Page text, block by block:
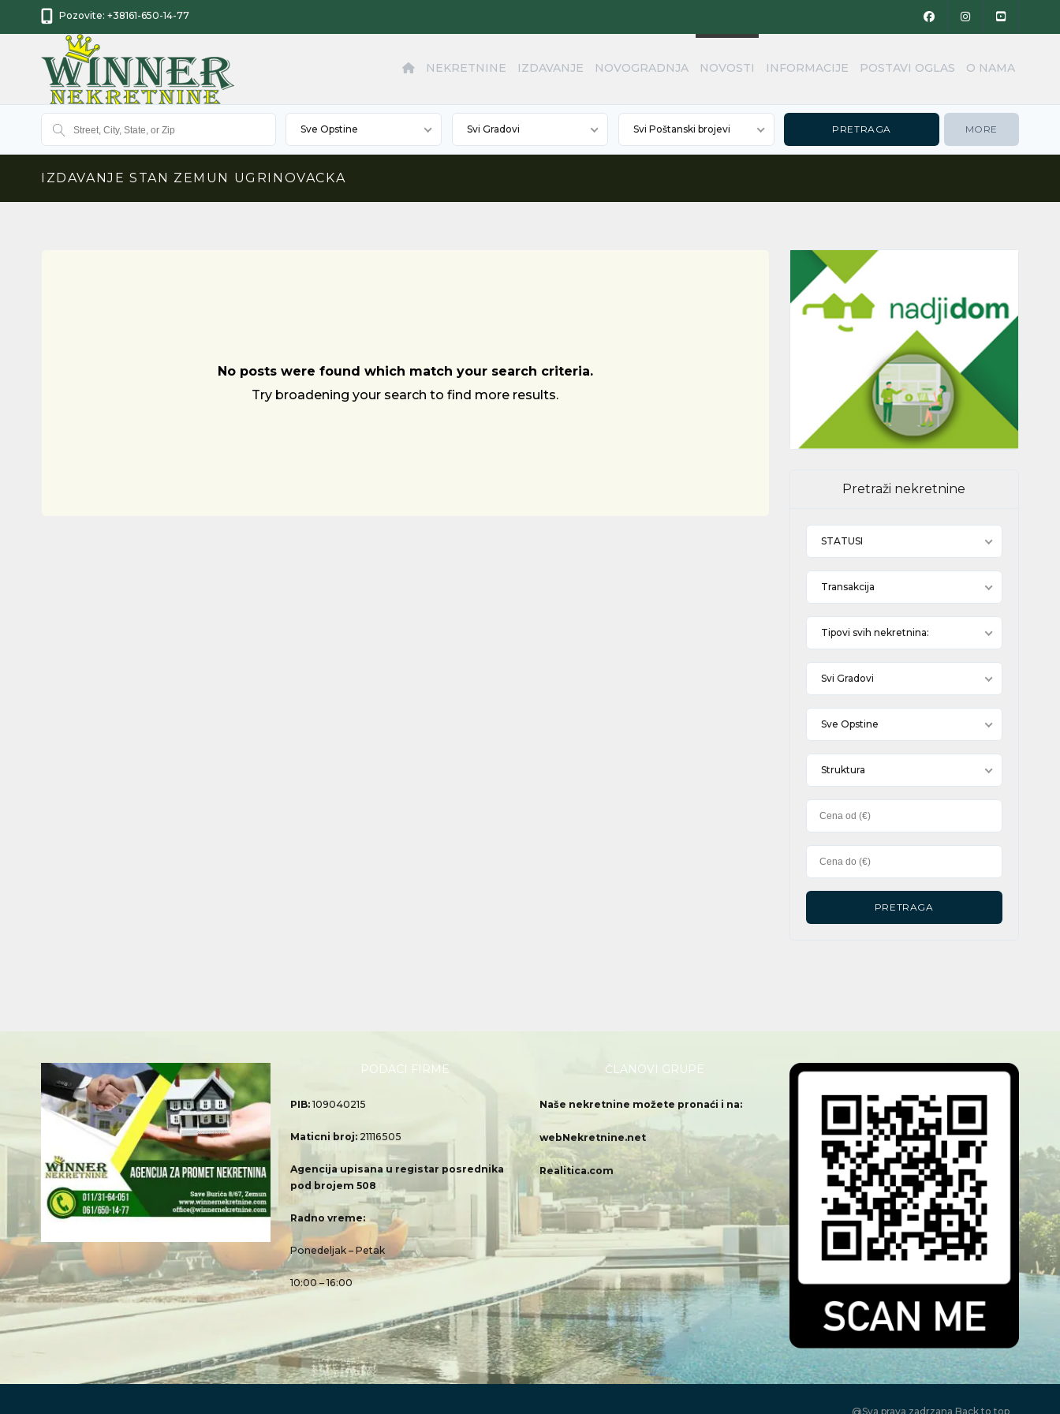
Pozovite: +38161-650-14-77
NEKRETNINE IZDAVANJE NOVOGRADNJA NOVOSTI INFORMACIJE POSTAVI OGLAS O NAMA
Sve Opstine Svi Gradovi Svi Poštanski brojevi MORE
IZDAVANJE STAN ZEMUN UGRINOVACKA
No posts were found which match your search criteria.
Try broadening your search to find more results.
Pretraži nekretnine
STATUSI
Transakcija
Tipovi svih nekretnina:
Svi Gradovi
Sve Opstine
Struktura
PODACI FIRME
PIB:109040215
Maticni broj: 21116505
Agencija upisana u registar posrednika
pod brojem 508
Radno vreme:
Ponedeljak – Petak
10:00 – 16:00
ČLANOVI GRUPE
Naše nekretnine možete pronaći i na:
webNekretnine.net
Realitica.com
@Sva prava zadrzana Back to top